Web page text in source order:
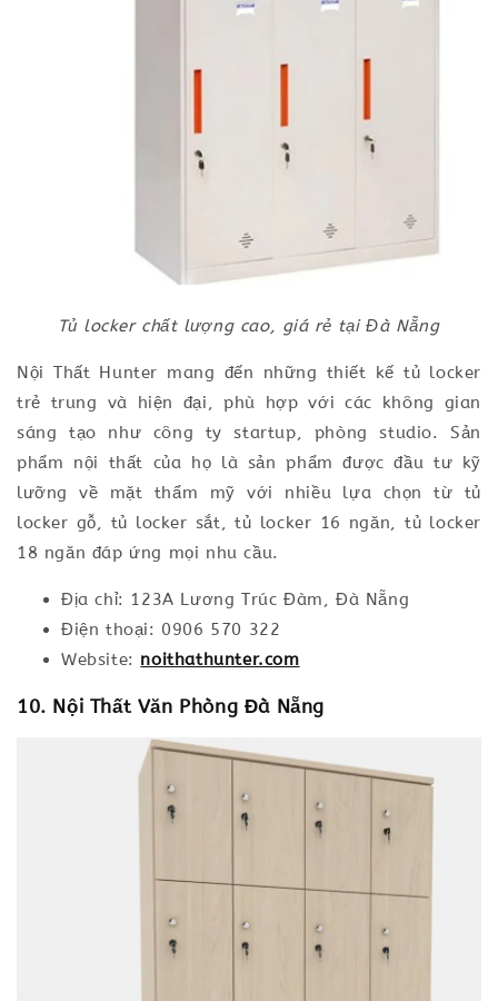
Tủ locker chất lượng cao, giá rẻ tại Đà Nẵng
Nội Thất Hunter mang đến những thiết kế tủ locker
trẻ trung và hiện đại, phù hợp với các không gian
sáng tạo như công ty startup, phòng studio. Sản
phẩm nội thất của họ là sản phẩm được đầu tư kỹ
lưỡng về mặt thẩm mỹ với nhiều lựa chọn từ tủ
locker gỗ, tủ locker sắt, tủ locker 16 ngăn, tủ locker
18 ngăn đáp ứng mọi nhu cầu.
Địa chỉ: 123A Lương Trúc Đàm, Đà Nẵng
Điện thoại: 0906 570 322
Website: noithathunter.com
10. Nội Thất Văn Phòng Đà Nẵng